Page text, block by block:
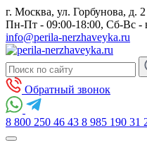
г. Москва, ул. Горбунова, д.
Пн-Пт - 09:00-18:00, Сб-Вс -
info@perila-nerzhaveyka.ru
Обратный звонок
8 800 250 46 43 8 985 190 31